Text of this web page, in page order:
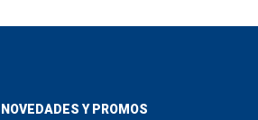
NOVEDADES Y PROMOS